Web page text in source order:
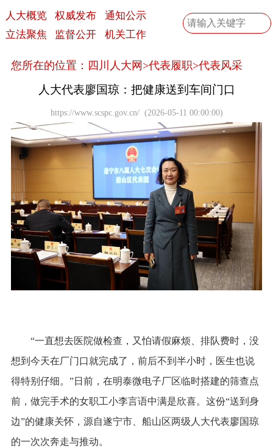
人大概览 权威发布
通知公示
立法聚焦
监督公开 机关工作
您所在的位置： 四川人大网 >代表履职>代表风采
人大代表廖国琼：把健康送到车间门口
https://www.scspc.gov.cn/(2026-05-11 00:00:00)
“一直想去医院做检查，又怕请假麻烦、排队费时，没
想到今天在厂门口就完成了，前后不到半小时，医生也说
得特别仔细。”日前，在明泰微电子厂区临时搭建的筛查点
前，做完手术的女职工小李言语中满是欣喜。这份“送到身
边”的健康关怀，源自遂宁市、船山区两级人大代表廖国琼
的一次次奔走与推动。